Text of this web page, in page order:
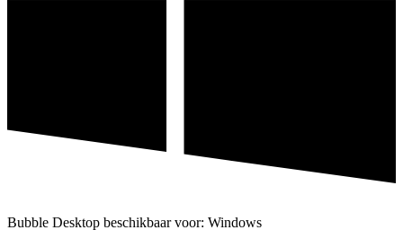
Bubble Desktop beschikbaar voor: Windows